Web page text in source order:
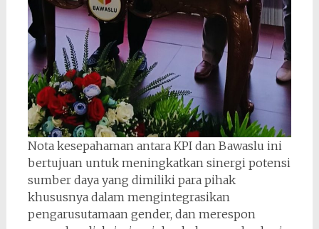
Nota kesepahaman antara KPI dan Bawaslu ini
bertujuan untuk meningkatkan sinergi potensi
sumber daya yang dimiliki para pihak
khususnya dalam mengintegrasikan
pengarusutamaan gender, dan merespon